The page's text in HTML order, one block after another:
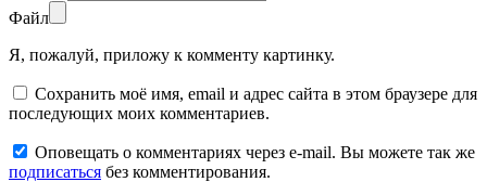
Файл
Я, пожалуй, приложу к комменту картинку.
Сохранить моё имя, email и адрес сайта в этом браузере для
последующих моих комментариев.
Оповещать о комментариях через e-mail. Вы можете так же
подписаться без комментирования.